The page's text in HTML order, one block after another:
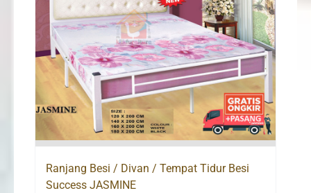
Ranjang Besi / Divan / Tempat Tidur Besi
Success JASMINE